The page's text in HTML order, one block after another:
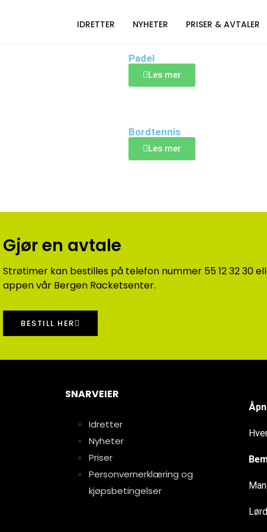
IDRETTER NYHETER PRISER & AVTALER
Padel
Les mer
Bordtennis
Les mer
Gjør en avtale
Strøtimer kan bestilles på telefon nummer 55 12 32 30
appen vår Bergen Racketsenter.
BESTILL HER
SNARVEIER
Idretter
Nyheter
Priser
Personvernerklæring og
kjøpsbetingelser